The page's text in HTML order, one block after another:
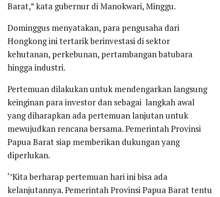
Barat,” kata gubernur di Manokwari, Minggu.
Dominggus menyatakan, para pengusaha dari
Hongkong ini tertarik berinvestasi di sektor
kehutanan, perkebunan, pertambangan batubara
hingga industri.
Pertemuan dilakukan untuk mendengarkan langsung
keinginan para investor dan sebagai langkah awal
yang diharapkan ada pertemuan lanjutan untuk
mewujudkan rencana bersama. Pemerintah Provinsi
Papua Barat siap memberikan dukungan yang
diperlukan.
‘’Kita berharap pertemuan hari ini bisa ada
kelanjutannya. Pemerintah Provinsi Papua Barat tentu